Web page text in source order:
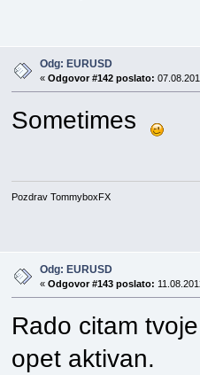
Odg: EURUSD
« Odgovor #142 poslato:
Sometimes
Pozdrav TommyboxFX
Odg: EURUSD
« Odgovor #143 poslato:
Rado citam
opet aktivan.